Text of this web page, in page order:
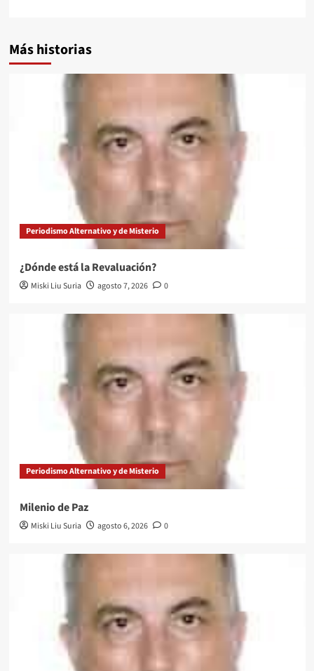
Más historias
Periodismo Alternativo y de Misterio
¿Dónde está la Revaluación?
Miski Liu Suria agosto 7, 2026 0
Periodismo Alternativo y de Misterio
Milenio de Paz
Miski Liu Suria agosto 6, 2026 0